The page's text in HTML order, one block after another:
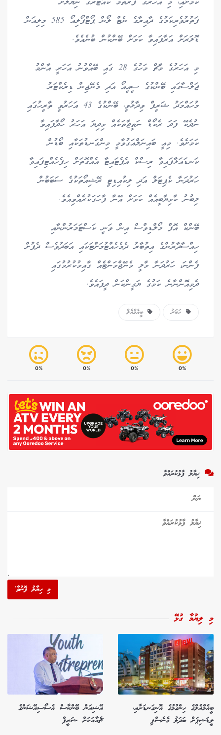
ފަތުރުވެރިކަމުގެ ދާއިރާގެ ނެޓް ލޯން ޕޯޓްފޯލިއޯ 585 މިލިއަން
ޑޮލަރަށް އަރާފައިވާ ކަމަށް ބޭންކުން ބުނެއެވެ.
މި އަހަރުގެ މާޗް މަހުގެ 28 ގައި ބޭއްވުނު އަހަރީ އާންމު
ޖަލްސާގައި ބޭންކުގެ ސީއީއޯ އަދި މެނޭޖިން ޑިރެކްޓަރު
މުހައްމަދު ޝަރީފް ވިދާޅުވީ، ބޭންކުގެ 43 އަހަރުވީ ތާރީހުގައި
ނުދެކޭ ފަދަ ރެކޯޑް ނަތީޖާތަކެއް މިދިޔަ އަހަރު ހޯދާފައިވާ
ކަމަށެވެ. މިއީ ބައިނަލްއަގުވާމީ މިންގަނޑުތަކާއި ބޯޑުން
ކަނޑައަޅާފައިވާ ރިސްކް އެޕެޓައިޓާ އެއްގޮތަށް ހިފެހެއްޓިފައިވާ
ހަރުދަނާ ކެޕިޓަލް އަދި ލިކުއިޑިޓީ ރޭޝިއޯތަކުގެ ސަބަބުން
ލިބުނު ކާމިޔާބީއެއް ކަމަށް އޭނާ ފާހަގަކުރެއްވިއެވެ.
ބޭންކް އޮފް މޯލްޑިވްސް އިން ވަނީ ކަސްޓަމަރުންނާއި
ހިއްސާދާރުންގެ އިތުބާރު ދެމެހެއްޓުމަށްޓަކައި އަބަދުވެސް ދެފުށް
ފެންނަ، ހަރުދަނާ މާލީ މެނޭޖްމަންޓެއް ގާއިމުކުރުމުގައި
ދެމިއޮންނާނެ ކަމުގެ ޔަގީންކަން ދީފައެވެ.
ހަބަރު ބީއެމްއެލް
0%
0%
0%
0%
ޚިޔާލު ފާޅުކުރައްވާ
މި ހިޔާލު ފޮނުވާ'
މި ލިޔުމާ ގުޅޭ
ބީއެމްއެލްގެ ހިންގުމުގެ އޮނިގަނޑަށާއި،
ލީޑަޝިޕަށް ބަދަލު ގެނެސްފި
އޭޝިއަން ބޭންކާސް އެސޯސިއޭޝަންގެ
ޗެއާއަކަށް ޝަރީފް